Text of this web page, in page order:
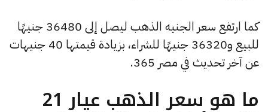
كما ارتفع سعر الجنيه الذهب ليصل إلى 36480 جنيهًا
للبيع و36320 جنيهًا للشراء، بزيادة قيمتها 40 جنيهات
عن آخر تحديث في مصر 365.
ما هو سعر الذهب عيار 21